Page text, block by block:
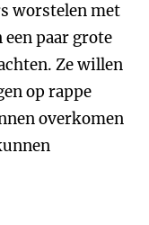
worstelen met
een paar grote
Ze willen
op rappe
overkomen